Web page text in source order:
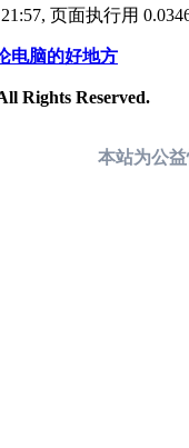
页面执行用
电脑的好地方
Rights Reserved.
本站为公